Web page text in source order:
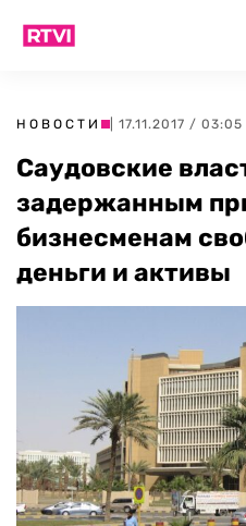
НОВОСТИ | 17.11.2017 / 03:05
Саудовские
задержанным
бизнесменам
деньги и активы